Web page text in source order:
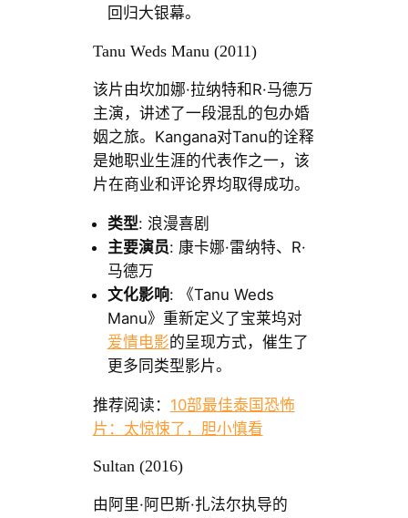
回归大银幕。
Tanu Weds Manu (2011)
该片由坎加娜·拉纳特和R·马德万
主演，讲述了一段混乱的包办婚
姻之旅。Kangana对Tanu的诠释
是她职业生涯的代表作之一，该
片在商业和评论界均取得成功。
类型: 浪漫喜剧
主要演员: 康卡娜·雷纳特、R·
马德万
文化影响: 《Tanu Weds
Manu》重新定义了宝莱坞对
爱情电影的呈现方式，催生了
更多同类型影片。
推荐阅读： 10部最佳泰国恐怖
片：太惊悚了，胆小慎看
Sultan (2016)
由阿里·阿巴斯·扎法尔执导的